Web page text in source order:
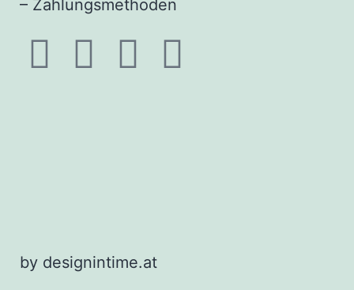
– Zahlungsmethoden
by designintime.at